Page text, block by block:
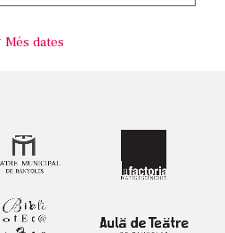
Més dates